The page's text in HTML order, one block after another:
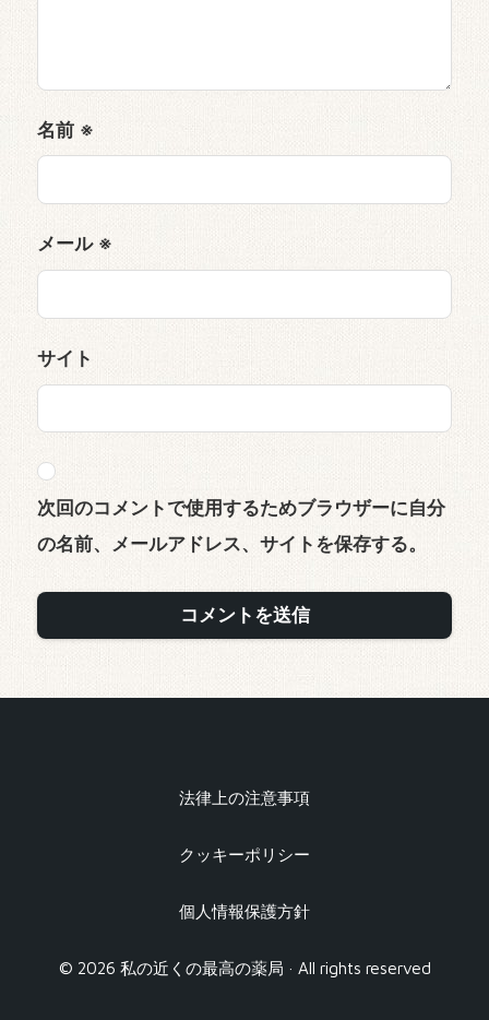
名前 ※
メール ※
サイト
次回のコメントで使用するためブラウザーに自分
の名前、メールアドレス、サイトを保存する。
法律上の注意事項
クッキーポリシー
個人情報保護方針
© 2026 私の近くの最高の薬局 · All rights reserved